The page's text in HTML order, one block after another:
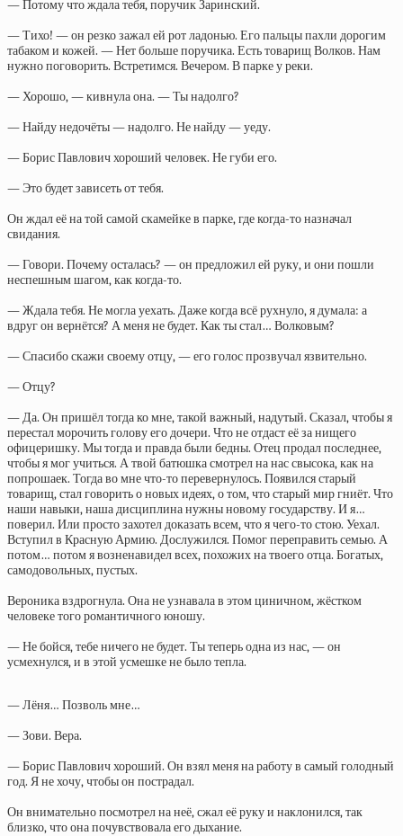
— Потому что ждала тебя, поручик Заринский.
— Тихо! — он резко зажал ей рот ладонью. Его пальцы пахли дорогим
табаком и кожей. — Нет больше поручика. Есть товарищ Волков. Нам
нужно поговорить. Встретимся. Вечером. В парке у реки.
— Хорошо, — кивнула она. — Ты надолго?
— Найду недочёты — надолго. Не найду — уеду.
— Борис Павлович хороший человек. Не губи его.
— Это будет зависеть от тебя.
Он ждал её на той самой скамейке в парке, где когда-то назначал
свидания.
— Говори. Почему осталась? — он предложил ей руку, и они пошли
неспешным шагом, как когда-то.
— Ждала тебя. Не могла уехать. Даже когда всё рухнуло, я думала: а
вдруг он вернётся? А меня не будет. Как ты стал… Волковым?
— Спасибо скажи своему отцу, — его голос прозвучал язвительно.
— Отцу?
— Да. Он пришёл тогда ко мне, такой важный, надутый. Сказал, чтобы я
перестал морочить голову его дочери. Что не отдаст её за нищего
офицеришку. Мы тогда и правда были бедны. Отец продал последнее,
чтобы я мог учиться. А твой батюшка смотрел на нас свысока, как на
попрошаек. Тогда во мне что-то перевернулось. Появился старый
товарищ, стал говорить о новых идеях, о том, что старый мир гниёт. Что
наши навыки, наша дисциплина нужны новому государству. И я…
поверил. Или просто захотел доказать всем, что я чего-то стою. Уехал.
Вступил в Красную Армию. Дослужился. Помог переправить семью. А
потом… потом я возненавидел всех, похожих на твоего отца. Богатых,
самодовольных, пустых.
Вероника вздрогнула. Она не узнавала в этом циничном, жёстком
человеке того романтичного юношу.
— Не бойся, тебе ничего не будет. Ты теперь одна из нас, — он
усмехнулся, и в этой усмешке не было тепла.
— Лёня… Позволь мне…
— Зови. Вера.
— Борис Павлович хороший. Он взял меня на работу в самый голодный
год. Я не хочу, чтобы он пострадал.
Он внимательно посмотрел на неё, сжал её руку и наклонился, так
близко, что она почувствовала его дыхание.